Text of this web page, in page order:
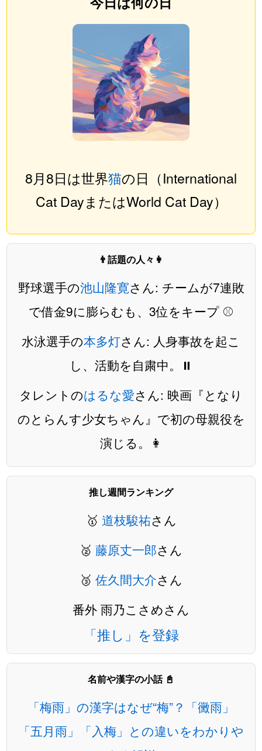
8月8日は世界猫の日（International
Cat DayまたはWorld Cat Day）
👨話題の人々👩
野球選手の池山隆寛さん: チームが7連敗
で借金9に膨らむも、3位をキープ ⚾️
水泳選手の本多灯さん: 人身事故を起こ
し、活動を自粛中。⏸️
タレントのはるな愛さん: 映画『となり
のとらんす少女ちゃん』で初の母親役を
演じる。👩
推し週間ランキング
🥇 道枝駿祐さん
🥈 藤原丈一郎さん
🥉 佐久間大介さん
番外 雨乃こさめさん
「推し」を登録
名前や漢字の小話 📓
「梅雨」の漢字はなぜ“梅”？「黴雨」
「五月雨」「入梅」との違いをわかりや